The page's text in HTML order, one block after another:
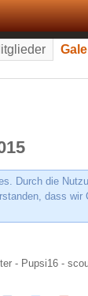
Durch die
dass wir
- Pupsi16 -